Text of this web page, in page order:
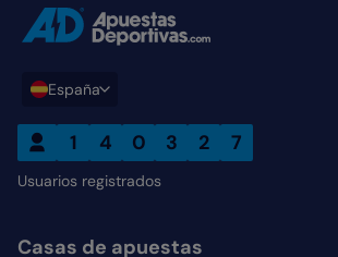
España
1 4 0 3 2 7
Usuarios registrados
Casas de apuestas